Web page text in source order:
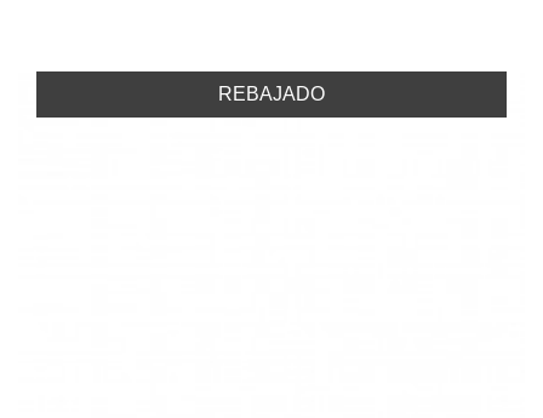
REBAJADO